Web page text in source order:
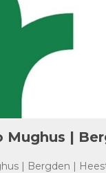
Mughus |
| Bergden |